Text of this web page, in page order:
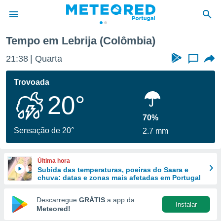
da
foi
fornecidas
a este
das
e
forma
digital
Tempo em Lebrija (Colômbia)
21:38 Quarta ...
Trovoada
20°
Sensação de 20°
70%
2.7 mm
Última hora
Subida das temperaturas, poeiras do Saara e
chuva: datas e zonas mais afetadas em Portugal
Descarregue GRÁTIS a app da
Meteored!
Instalar